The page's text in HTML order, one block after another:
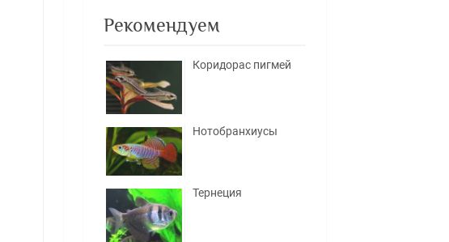
Рекомендуем
Коридорас пигмей
Нотобранхиусы
Тернеция